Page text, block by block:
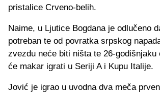
pristalice Crveno-belih.
Naime, u Ljutice Bogdana je odlučeno
potreban te od povratka srpskog
zvezdu neće biti ništa te 26-godišnjaku
će makar igrati u Seriji A i Kupu Italije.
Jović je igrao u uvodna dva meča